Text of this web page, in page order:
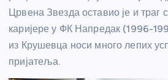
Црвена Звезда оставио је и траг
каријере у ФК Напредак (1996-
из Крушевца носи много лепих
пријатеља.